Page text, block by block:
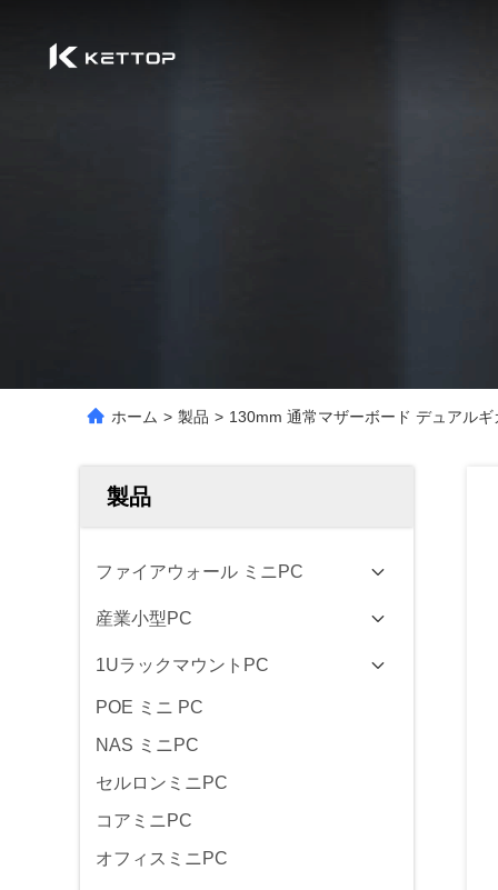
ホーム > 製品 > 130mm 通常マザーボード デュアル
製品
ファイアウォール ミニPC
産業小型PC
1UラックマウントPC
POE ミニ PC
NAS ミニPC
セルロンミニPC
コアミニPC
オフィスミニPC